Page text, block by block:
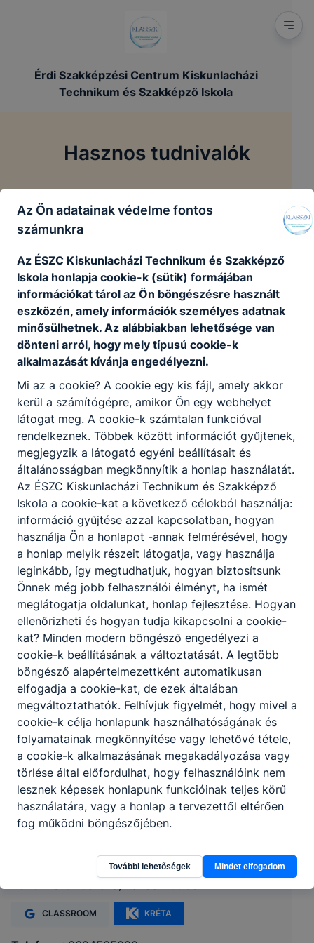
Érdi Szakképzési Centrum Kiskunlacházi
Technikum és Szakképző Iskola
Hasznos tudnivalók
Feltöltés alatt
Szervezeti diagram.pdf
Letöltés
Partnereink
Érdi Szakképzési Centrum Kiskunlacházi
CLASSROOM KRÉTA
Az Ön adatainak védelme fontos
számunkra
Az ÉSZC Kiskunlacházi Technikum és Szakképző
Iskola honlapja cookie-k (sütik) formájában
információkat tárol az Ön böngészésre használt
eszközén, amely információk személyes adatnak
minősülhetnek. Az alábbiakban lehetősége van
dönteni arról, hogy mely típusú cookie-k
alkalmazását kívánja engedélyezni.
Mi az a cookie? A cookie egy kis fájl, amely akkor
kerül a számítógépre, amikor Ön egy webhelyet
látogat meg. A cookie-k számtalan funkcióval
rendelkeznek. Többek között információt gyűjtenek,
megjegyzik a látogató egyéni beállításait és
általánosságban megkönnyítik a honlap használatát.
Az ÉSZC Kiskunlacházi Technikum és Szakképző
Iskola a cookie-kat a következő célokból használja:
információ gyűjtése azzal kapcsolatban, hogyan
használja Ön a honlapot -annak felmérésével, hogy
a honlap melyik részeit látogatja, vagy használja
leginkább, így megtudhatjuk, hogyan biztosítsunk
Önnek még jobb felhasználói élményt, ha ismét
meglátogatja oldalunkat, honlap fejlesztése. Hogyan
ellenőrizheti és hogyan tudja kikapcsolni a cookie-
kat? Minden modern böngésző engedélyezi a
cookie-k beállításának a változtatását. A legtöbb
böngésző alapértelmezettként automatikusan
elfogadja a cookie-kat, de ezek általában
megváltoztathatók. Felhívjuk figyelmét, hogy mivel a
cookie-k célja honlapunk használhatóságának és
folyamatainak megkönnyítése vagy lehetővé tétele,
a cookie-k alkalmazásának megakadályozása vagy
törlése által előfordulhat, hogy felhasználóink nem
lesznek képesek honlapunk funkcióinak teljes körű
használatára, vagy a honlap a tervezettől eltérően
fog működni böngészőjében.
További lehetőségek Mindet elfogadom